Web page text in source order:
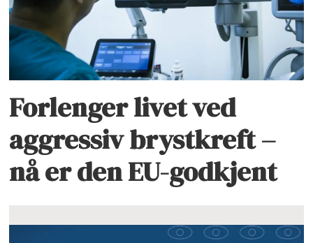
Forlenger livet ved
aggressiv brystkreft –
nå er den EU-godkjent